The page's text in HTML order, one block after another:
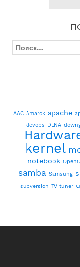
Найти:
AAC Amarok apache
devops
DLNA
kernel
notebook
samba Samsung
subversion TV tuner